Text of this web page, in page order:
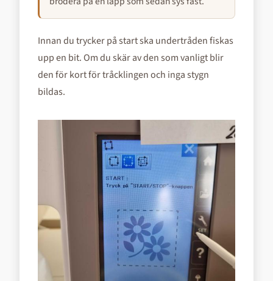
Innan du trycker på start ska undertråden fiskas
upp en bit. Om du skär av den som vanligt blir
den för kort för tråcklingen och inga stygn
bildas.